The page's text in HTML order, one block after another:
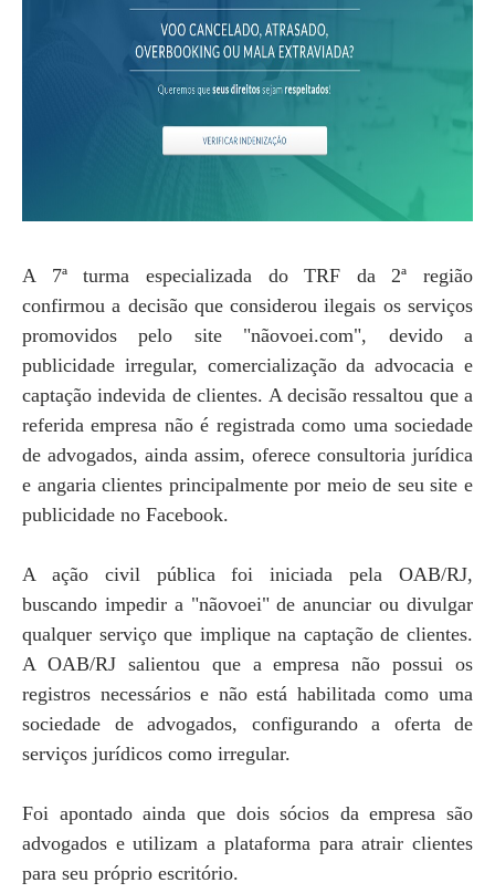
A 7ª turma especializada do TRF da 2ª região
confirmou a decisão que considerou ilegais os serviços
promovidos pelo site "nãovoei.com", devido a
publicidade irregular, comercialização da advocacia e
captação indevida de clientes. A decisão ressaltou que a
referida empresa não é registrada como uma sociedade
de advogados, ainda assim, oferece consultoria jurídica
e angaria clientes principalmente por meio de seu site e
publicidade no Facebook.
A ação civil pública foi iniciada pela OAB/RJ,
buscando impedir a "nãovoei" de anunciar ou divulgar
qualquer serviço que implique na captação de clientes.
A OAB/RJ salientou que a empresa não possui os
registros necessários e não está habilitada como uma
sociedade de advogados, configurando a oferta de
serviços jurídicos como irregular.
Foi apontado ainda que dois sócios da empresa são
advogados e utilizam a plataforma para atrair clientes
para seu próprio escritório.